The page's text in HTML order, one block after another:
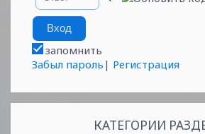
запомнить
Забыл пароль | Регистрация
КАТЕГОРИИ